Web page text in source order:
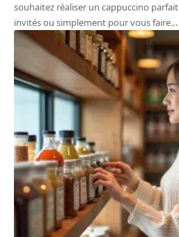
souhaitez réaliser un cappuccino
invités ou simplement pour vous faire…